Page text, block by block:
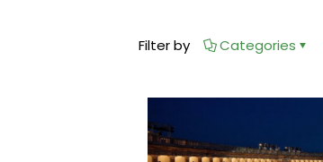
Filter by Categories